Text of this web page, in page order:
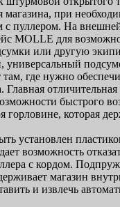
магазина, при
с пуллером. На
MOLLE для
или другую
универсальный
где нужно
Главная отличительная
быстрого
горловине, которая
установлен
возможность
с кордом.
магазин
и извлечь